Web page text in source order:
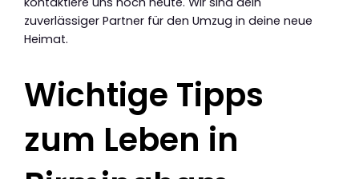
zuverlässiger Partner für den Umzug in deine neue
Heimat.
Wichtige Tipps
zum Leben in